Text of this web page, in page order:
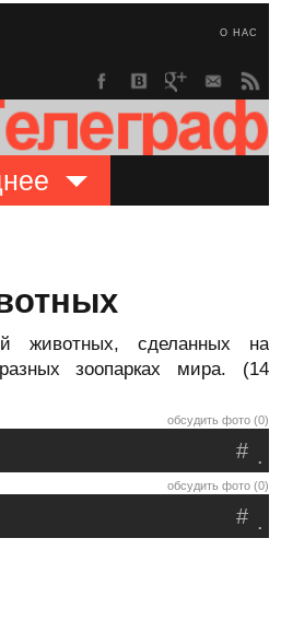
О НАС
животных, сделанных на
зоопарках мира. (14
обсудить фото (0)
.
#
обсудить фото (0)
.
#